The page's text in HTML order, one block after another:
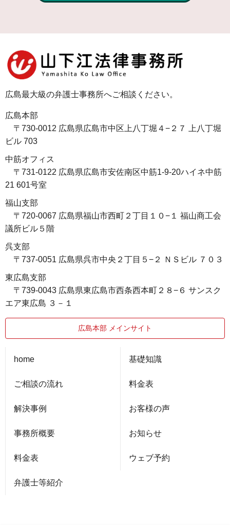
広島最大級の弁護士事務所へご相談ください。
広島本部
〒730-0012 広島県広島市中区上八丁堀４−２７ 上八丁堀
ビル 703
中筋オフィス
〒731-0122 広島県広島市安佐南区中筋1-9-20ハイネ中筋
21 601号室
福山支部
〒720-0067 広島県福山市西町２丁目１０−１ 福山商工会
議所ビル５階
呉支部
〒737-0051 広島県呉市中央２丁目５−２ ＮＳビル ７０３
東広島支部
〒739-0043 広島県東広島市西条西本町２８−６ サンスク
エア東広島 ３－１
広島本部 メインサイト
home
ご相談の流れ
解決事例
事務所概要
料金表
弁護士等紹介
基礎知識
料金表
お客様の声
お知らせ
ウェブ予約